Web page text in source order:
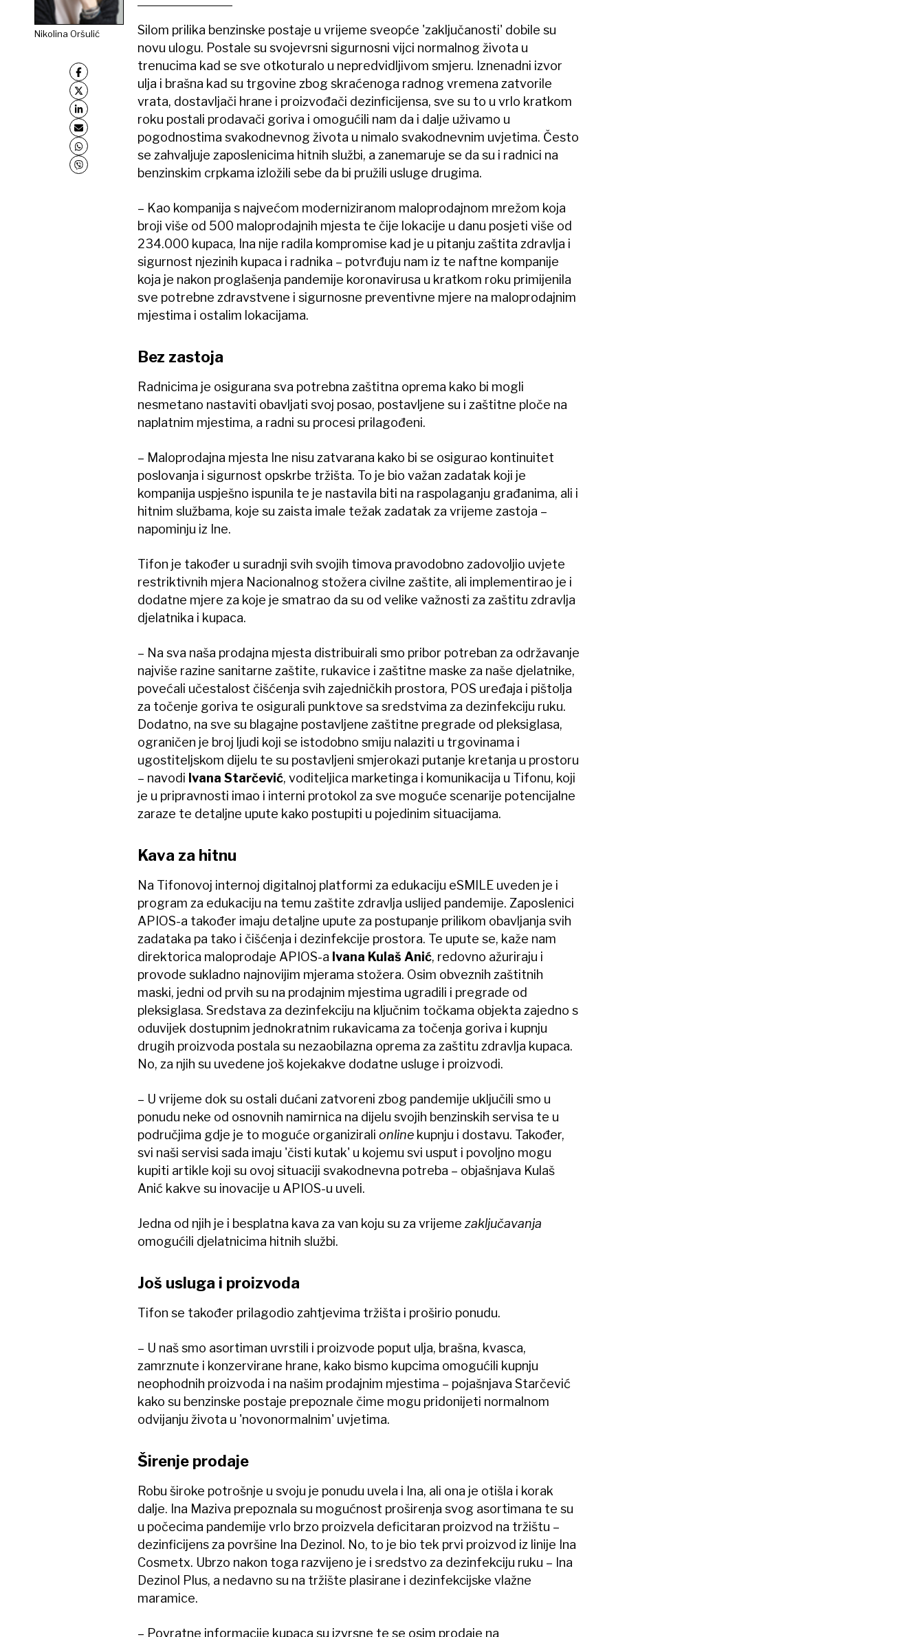
Nikolina Oršulić
Silom prilika benzinske postaje u vrijeme sveopće 'zaključanosti' dobile su
novu ulogu. Postale su svojevrsni sigurnosni vijci normalnog života u
trenucima kad se sve otkoturalo u nepredvidljivom smjeru. Iznenadni izvor
ulja i brašna kad su trgovine zbog skraćenoga radnog vremena zatvorile
vrata, dostavljači hrane i proizvođači dezinficijensa, sve su to u vrlo kratkom
roku postali prodavači goriva i omogućili nam da i dalje uživamo u
pogodnostima svakodnevnog života u nimalo svakodnevnim uvjetima. Često
se zahvaljuje zaposlenicima hitnih službi, a zanemaruje se da su i radnici na
benzinskim crpkama izložili sebe da bi pružili usluge drugima.
– Kao kompanija s najvećom moderniziranom maloprodajnom mrežom koja
broji više od 500 maloprodajnih mjesta te čije lokacije u danu posjeti više od
234.000 kupaca, Ina nije radila kompromise kad je u pitanju zaštita zdravlja i
sigurnost njezinih kupaca i radnika – potvrđuju nam iz te naftne kompanije
koja je nakon proglašenja pandemije koronavirusa u kratkom roku primijenila
sve potrebne zdravstvene i sigurnosne preventivne mjere na maloprodajnim
mjestima i ostalim lokacijama.
Bez zastoja
Radnicima je osigurana sva potrebna zaštitna oprema kako bi mogli
nesmetano nastaviti obavljati svoj posao, postavljene su i zaštitne ploče na
naplatnim mjestima, a radni su procesi prilagođeni.
– Maloprodajna mjesta Ine nisu zatvarana kako bi se osigurao kontinuitet
poslovanja i sigurnost opskrbe tržišta. To je bio važan zadatak koji je
kompanija uspješno ispunila te je nastavila biti na raspolaganju građanima, ali i
hitnim službama, koje su zaista imale težak zadatak za vrijeme zastoja –
napominju iz Ine.
Tifon je također u suradnji svih svojih timova pravodobno zadovoljio uvjete
restriktivnih mjera Nacionalnog stožera civilne zaštite, ali implementirao je i
dodatne mjere za koje je smatrao da su od velike važnosti za zaštitu zdravlja
djelatnika i kupaca.
– Na sva naša prodajna mjesta distribuirali smo pribor potreban za održavanje
najviše razine sanitarne zaštite, rukavice i zaštitne maske za naše djelatnike,
povećali učestalost čišćenja svih zajedničkih prostora, POS uređaja i pištolja
za točenje goriva te osigurali punktove sa sredstvima za dezinfekciju ruku.
Dodatno, na sve su blagajne postavljene zaštitne pregrade od pleksiglasa,
ograničen je broj ljudi koji se istodobno smiju nalaziti u trgovinama i
ugostiteljskom dijelu te su postavljeni smjerokazi putanje kretanja u prostoru
– navodi Ivana Starčević, voditeljica marketinga i komunikacija u Tifonu, koji
je u pripravnosti imao i interni protokol za sve moguće scenarije potencijalne
zaraze te detaljne upute kako postupiti u pojedinim situacijama.
Kava za hitnu
Na Tifonovoj internoj digitalnoj platformi za edukaciju eSMILE uveden je i
program za edukaciju na temu zaštite zdravlja uslijed pandemije. Zaposlenici
APIOS-a također imaju detaljne upute za postupanje prilikom obavljanja svih
zadataka pa tako i čišćenja i dezinfekcije prostora. Te upute se, kaže nam
direktorica maloprodaje APIOS-a Ivana Kulaš Anić, redovno ažuriraju i
provode sukladno najnovijim mjerama stožera. Osim obveznih zaštitnih
maski, jedni od prvih su na prodajnim mjestima ugradili i pregrade od
pleksiglasa. Sredstava za dezinfekciju na ključnim točkama objekta zajedno s
oduvijek dostupnim jednokratnim rukavicama za točenja goriva i kupnju
drugih proizvoda postala su nezaobilazna oprema za zaštitu zdravlja kupaca.
No, za njih su uvedene još kojekakve dodatne usluge i proizvodi.
– U vrijeme dok su ostali dućani zatvoreni zbog pandemije uključili smo u
ponudu neke od osnovnih namirnica na dijelu svojih benzinskih servisa te u
područjima gdje je to moguće organizirali online kupnju i dostavu. Također,
svi naši servisi sada imaju 'čisti kutak' u kojemu svi usput i povoljno mogu
kupiti artikle koji su ovoj situaciji svakodnevna potreba – objašnjava Kulaš
Anić kakve su inovacije u APIOS-u uveli.
Jedna od njih je i besplatna kava za van koju su za vrijeme zaključavanja
omogućili djelatnicima hitnih službi.
Još usluga i proizvoda
Tifon se također prilagodio zahtjevima tržišta i proširio ponudu.
– U naš smo asortiman uvrstili i proizvode poput ulja, brašna, kvasca,
zamrznute i konzervirane hrane, kako bismo kupcima omogućili kupnju
neophodnih proizvoda i na našim prodajnim mjestima – pojašnjava Starčević
kako su benzinske postaje prepoznale čime mogu pridonijeti normalnom
odvijanju života u 'novonormalnim' uvjetima.
Širenje prodaje
Robu široke potrošnje u svoju je ponudu uvela i Ina, ali ona je otišla i korak
dalje. Ina Maziva prepoznala su mogućnost proširenja svog asortimana te su
u počecima pandemije vrlo brzo proizvela deficitaran proizvod na tržištu –​
dezinficijens za površine Ina Dezinol. No, to je bio tek prvi proizvod iz linije Ina
Cosmetx. Ubrzo nakon toga razvijeno je i sredstvo za dezinfekciju ruku – Ina
Dezinol Plus, a nedavno su na tržište plasirane i dezinfekcijske vlažne
maramice.
– Povratne informacije kupaca su izvrsne te se osim prodaje na